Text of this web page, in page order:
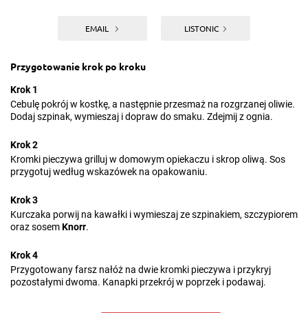
EMAIL LISTONIC
Przygotowanie krok po kroku
Krok 1
Cebulę pokrój w kostkę, a następnie przesmaż na rozgrzanej oliwie.
Dodaj szpinak, wymieszaj i dopraw do smaku. Zdejmij z ognia.
Krok 2
Kromki pieczywa grilluj w domowym opiekaczu i skrop oliwą. Sos
przygotuj według wskazówek na opakowaniu.
Krok 3
Kurczaka porwij na kawałki i wymieszaj ze szpinakiem, szczypiorem
oraz sosemKnorr.
Krok 4
Przygotowany farsz nałóż na dwie kromki pieczywa i przykryj
pozostałymi dwoma. Kanapki przekrój w poprzek i podawaj.